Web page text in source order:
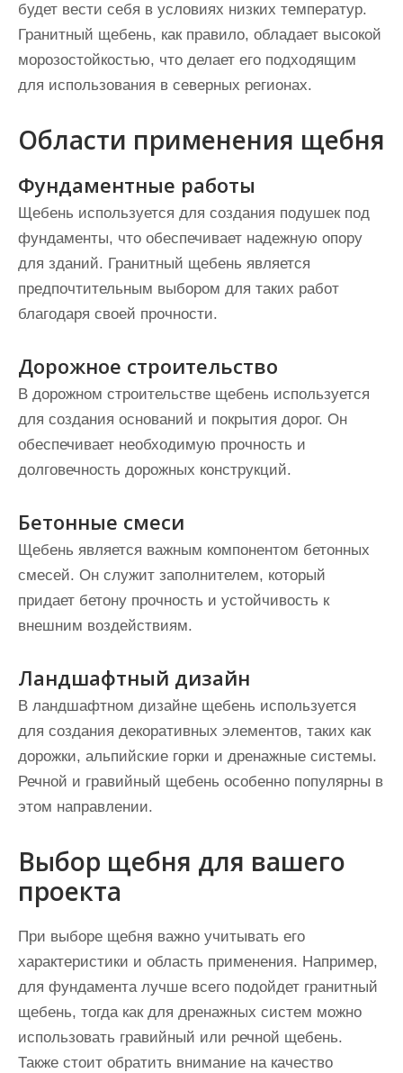
будет вести себя в условиях низких температур.
Гранитный щебень, как правило, обладает высокой
морозостойкостью, что делает его подходящим
для использования в северных регионах.
Области применения щебня
Фундаментные работы
Щебень используется для создания подушек под
фундаменты, что обеспечивает надежную опору
для зданий. Гранитный щебень является
предпочтительным выбором для таких работ
благодаря своей прочности.
Дорожное строительство
В дорожном строительстве щебень используется
для создания оснований и покрытия дорог. Он
обеспечивает необходимую прочность и
долговечность дорожных конструкций.
Бетонные смеси
Щебень является важным компонентом бетонных
смесей. Он служит заполнителем, который
придает бетону прочность и устойчивость к
внешним воздействиям.
Ландшафтный дизайн
В ландшафтном дизайне щебень используется
для создания декоративных элементов, таких как
дорожки, альпийские горки и дренажные системы.
Речной и гравийный щебень особенно популярны в
этом направлении.
Выбор щебня для вашего
проекта
При выборе щебня важно учитывать его
характеристики и область применения. Например,
для фундамента лучше всего подойдет гранитный
щебень, тогда как для дренажных систем можно
использовать гравийный или речной щебень.
Также стоит обратить внимание на качество